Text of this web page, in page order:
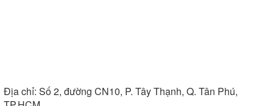
Địa chỉ: Số 2, đường CN10, P. Tây Thạnh, Q. Tân Phú,